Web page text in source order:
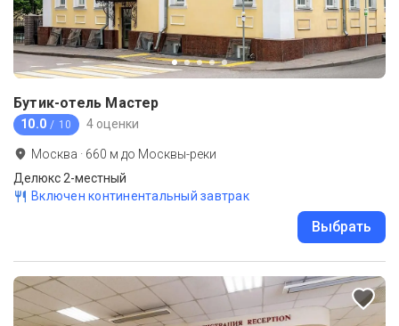
Бутик-отель Мастер
10.0 / 10 4 оценки
Москва · 660 м до Москвы-реки
Делюкс 2-местный
Включен континентальный завтрак
Выбрать